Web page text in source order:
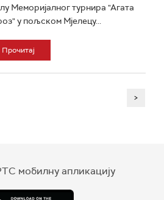
Меморијалног турнира "Агата
у пољском Мјелецу...
Прочитај
>
мобилну апликацију